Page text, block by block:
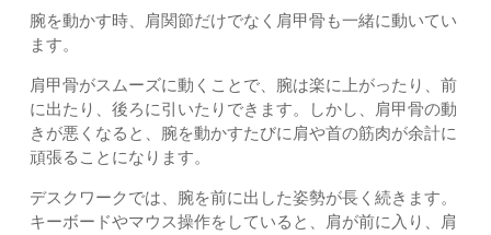
腕を動かす時、肩関節だけでなく肩甲骨も一緒に動いてい
ます。
肩甲骨がスムーズに動くことで、腕は楽に上がったり、前
に出たり、後ろに引いたりできます。しかし、肩甲骨の動
きが悪くなると、腕を動かすたびに肩や首の筋肉が余計に
頑張ることになります。
デスクワークでは、腕を前に出した姿勢が長く続きます。
キーボードやマウス操作をしていると、肩が前に入り、肩